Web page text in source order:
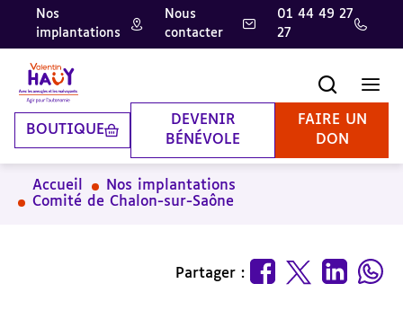
Aller
contenu
principal
Aller
pied
de
page
Aller
la
recherche
Nos
implantations
Nous
contacter
01 44 49 27
27
BOUTIQUE
DEVENIR
BÉNÉVOLE
FAIRE UN
DON
Accueil
Nos implantations
Comité de Chalon-sur-Saône
Partager :